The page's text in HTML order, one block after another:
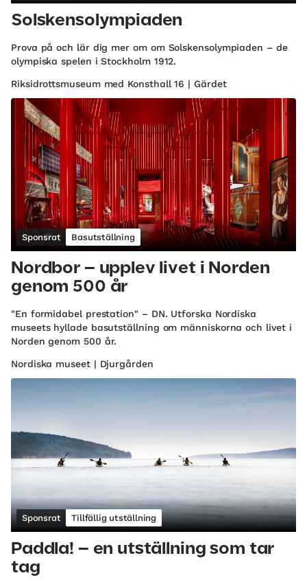
Solskensolympiaden
Prova på och lär dig mer om om Solskensolympiaden – de
olympiska spelen i Stockholm 1912.
Riksidrottsmuseum med Konsthall 16 | Gärdet
Sponsrat Basutställning
Nordbor – upplev livet i Norden
genom 500 år
"En formidabel prestation" – DN. Utforska Nordiska
museets hyllade basutställning om människorna och livet i
Norden genom 500 år.
Nordiska museet | Djurgården
Sponsrat Tillfällig utställning
Paddla! – en utställning som tar
tag